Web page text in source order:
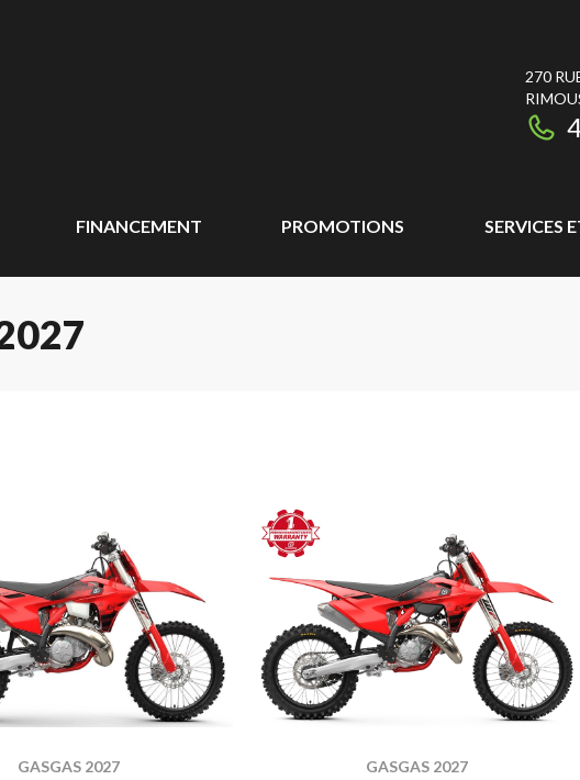
270
FINANCEMENT PROMOTIONS SERVICES
GASGAS 2027 GASGAS 2027